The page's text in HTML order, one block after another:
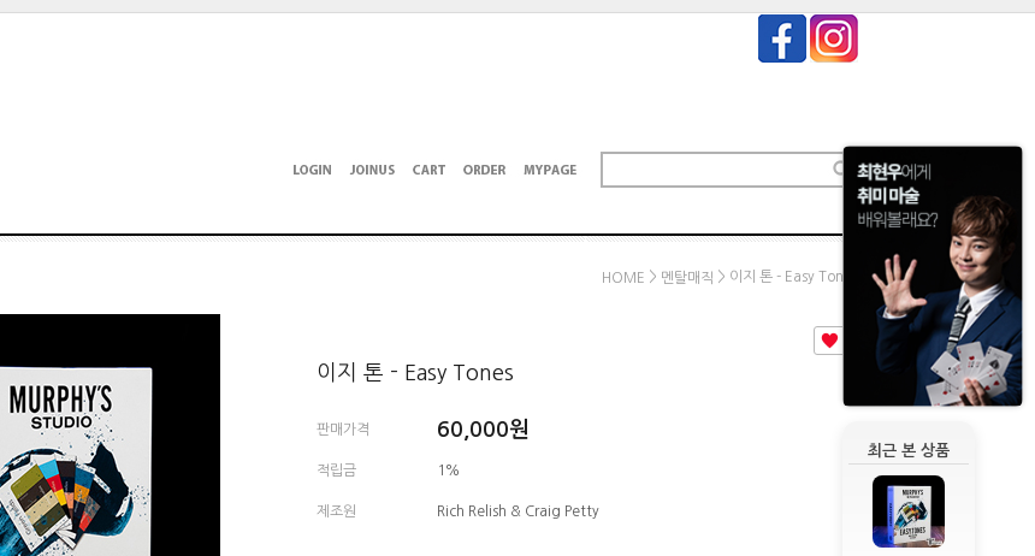
최근 본 상품
HOME > 멘탈매직 > 이지 톤 - Easy Tones
이지 톤 - Easy Tones
판매가격 60,000원
적립금 1%
제조원 Rich Relish & Craig Petty